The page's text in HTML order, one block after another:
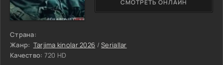
Страна:
Жанр: Tarjima kinolar 2026 /Seriallar
Качество: 720 HD
СМОТРЕТЬ ОНЛАЙН